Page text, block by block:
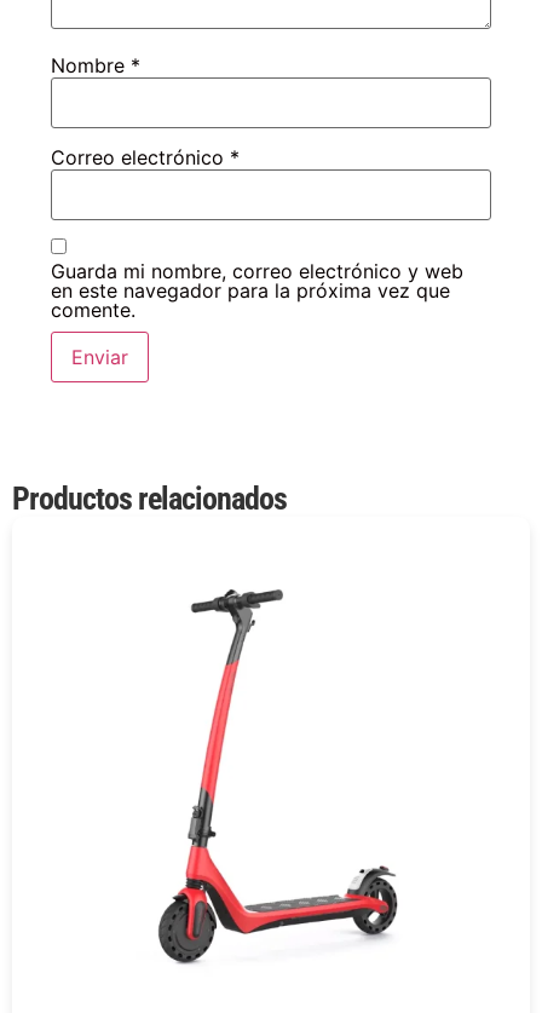
Nombre *
Correo electrónico *
Guarda mi nombre, correo electrónico y web
en este navegador para la próxima vez que
comente.
Productos relacionados